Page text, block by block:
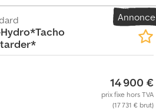
véhicules achetés. Organisation de
spéciaux. Plaques d’immatriculation
plaques d’exportation / des plaques
vous aiderons volontiers à effectuer les
Annonce
14 900 €
prix fixe hors TVA
(17 731 € brut)